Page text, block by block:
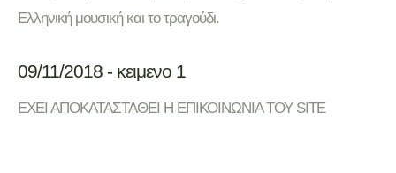
Ελληνική μουσική και το τραγούδι.
09/11/2018 - κειμενο 1
ΕΧΕΙ ΑΠΟΚΑΤΑΣΤΑΘΕΙ Η ΕΠΙΚΟΙΝΩΝΙΑ ΤΟΥ SITE